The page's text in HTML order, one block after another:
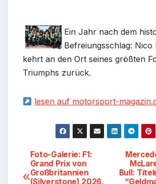
Ein Jahr nach dem
Befreiungsschlag:
kehrt an den Ort seines größten
Triumphs zurück.
lesen auf motorsport-
Bull:
Foto-Galerie: F1:
Grand Prix von
Großbritannien
(Silverstone) 2026,